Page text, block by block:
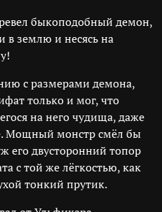
быкоподобный демон,
в землю и несясь на
с размерами демона,
только и мог, что
на него чудища, даже
Мощный монстр смёл бы
его двусторонний топор
с той же лёгкостью, как
тонкий прутик.